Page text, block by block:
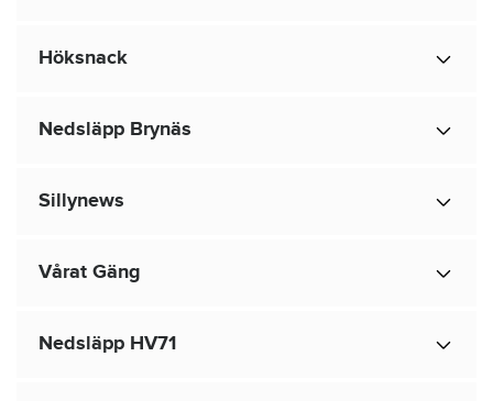
Höksnack
Nedsläpp Brynäs
Sillynews
Vårat Gäng
Nedsläpp HV71